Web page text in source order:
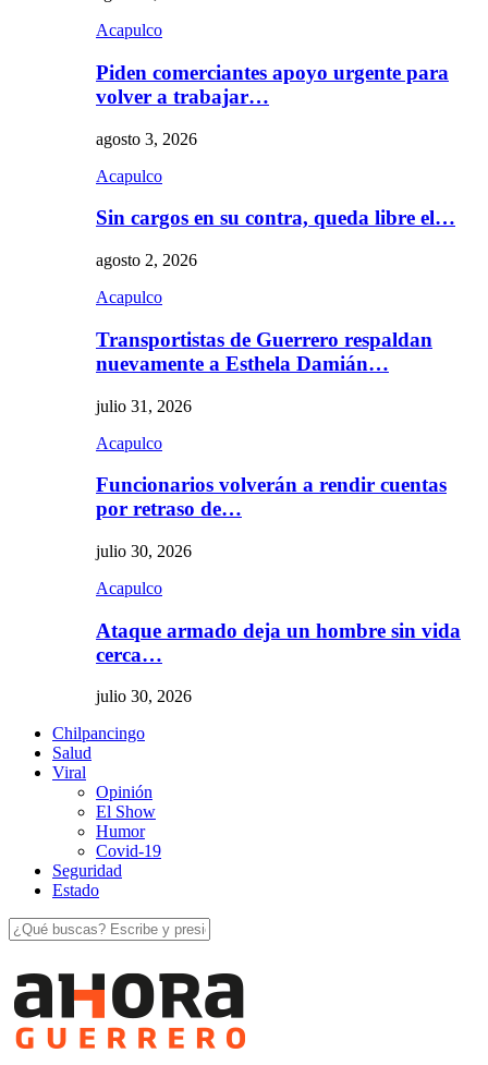
Acapulco
Piden comerciantes apoyo urgente para
volver a trabajar…
agosto 3, 2026
Acapulco
Sin cargos en su contra, queda libre el…
agosto 2, 2026
Acapulco
Transportistas de Guerrero respaldan
nuevamente a Esthela Damián…
julio 31, 2026
Acapulco
Funcionarios volverán a rendir cuentas
por retraso de…
julio 30, 2026
Acapulco
Ataque armado deja un hombre sin vida
cerca…
julio 30, 2026
Chilpancingo
Salud
Viral
Opinión
El Show
Humor
Covid-19
Seguridad
Estado